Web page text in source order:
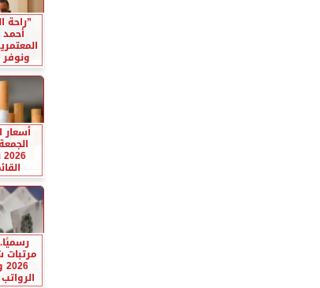
”راحة
أحمد
أسعار